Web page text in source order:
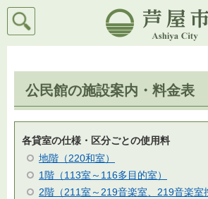
芦屋市
検索
公民館の施設案内・料金表
各貸室の仕様・区分ごとの使用料
地階（220和室）
1階（113室～116多目的室）
2階（211室～219音楽室、219音楽室